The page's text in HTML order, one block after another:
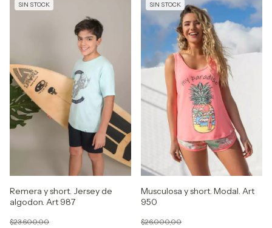
SIN STOCK
Remera y short. Jersey de
algodon. Art 987
$23.600,00
SIN STOCK
Musculosa y short. Modal. Art
950
$26.000,00